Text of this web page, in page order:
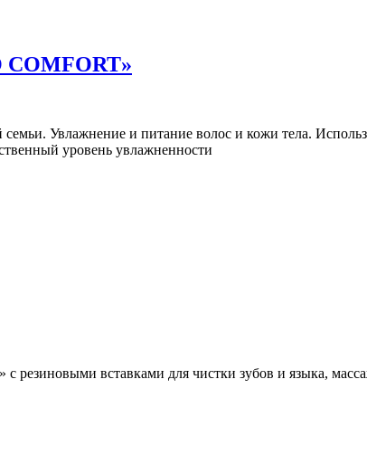
COMFORT»
семьи. Увлажнение и питание волос и кожи тела.
уровень увлажненности
вставками для чистки зубов и языка,